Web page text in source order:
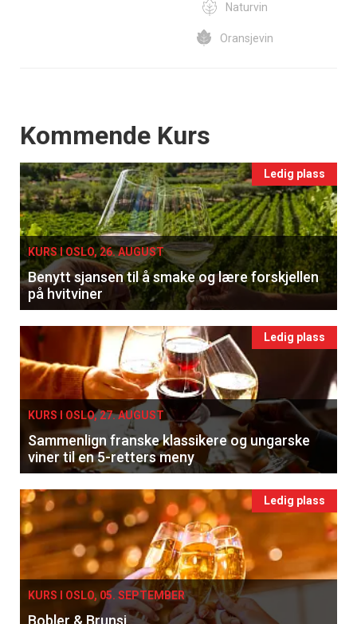
Naturvin
Oransjevin
Events
Kommende Kurs
Ledig plass
KURS I OSLO, 26. AUGUST
Benytt sjansen til å smake og lære forskjellen
på hvitviner
Ledig plass
KURS I OSLO, 27. AUGUST
Sammenlign franske klassikere og ungarske
viner til en 5-retters meny
Ledig plass
KURS I OSLO, 05. SEPTEMBER
Bobler & Brunsj